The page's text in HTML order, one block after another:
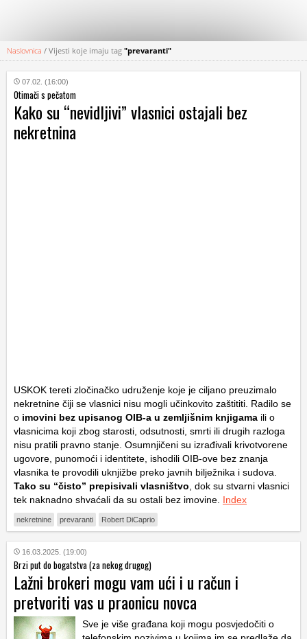
KATEGORIJE
HRVATSKI
WEB
Naslovnica / Vijesti koje imaju tag "prevaranti"
07.02. (16:00)
Otimači s pečatom
Kako su “nevidljivi” vlasnici ostajali bez
nekretnina
USKOK tereti zločinačko udruženje koje je ciljano preuzimalo
nekretnine čiji se vlasnici nisu mogli učinkovito zaštititi. Radilo se
o imovini bez upisanog OIB-a u zemljišnim knjigama ili o
vlasnicima koji zbog starosti, odsutnosti, smrti ili drugih razloga
nisu pratili pravno stanje. Osumnjičeni su izrađivali krivotvorene
ugovore, punomoći i identitete, ishodili OIB-ove bez znanja
vlasnika te provodili uknjižbe preko javnih bilježnika i sudova.
Tako su “čisto” prepisivali vlasništvo , dok su stvarni vlasnici
tek naknadno shvaćali da su ostali bez imovine. Index
nekretnine prevaranti Robert DiCaprio
16.03.2025. (19:00)
Brzi put do bogatstva (za nekog drugog)
Lažni brokeri mogu vam ući i u račun i
pretvoriti vas u praonicu novca
Sve je više građana koji mogu posvjedočiti o